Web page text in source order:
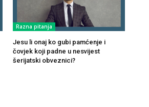
Razna pitanja
Jesu li onaj ko gubi pamćenje i
čovjek koji padne u nesvijest
šerijatski obveznici?